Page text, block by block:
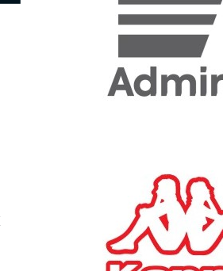
ΟΙΚΟΝΟΜΙΑ 23/07/2026, 12:50
Aktor: Δεν θα γίνουν
δεκτές προσφορές κάτω
Κ. Πιερρακάκης: Νέα
εποχή για το Ολυμπιακό
Κωπηλατοδρόμιο - Η
δημόσια περιουσία είναι